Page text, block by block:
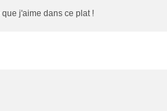
j'aime dans ce plat !